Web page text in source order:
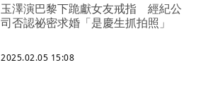
玉澤演巴黎下跪獻女友戒指 經紀公
司否認祕密求婚「是慶生抓拍照」
2025.02.05 15:08